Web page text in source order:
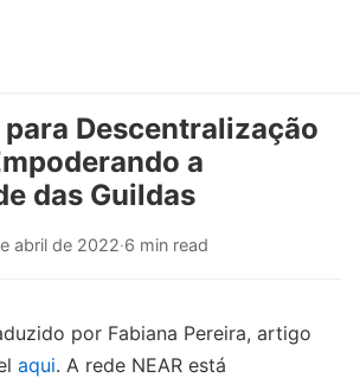
Descentralização
a
das Guildas
abril de 2022·6 min read
por Fabiana Pereira, artigo
aqui. A rede NEAR está